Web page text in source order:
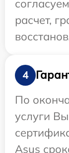
расчет,
4
По
услуги
Asus